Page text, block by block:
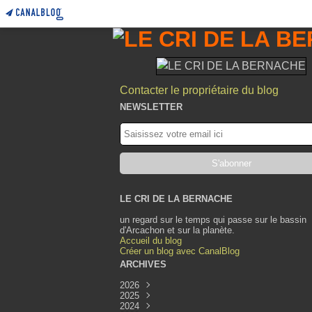
Contacter le propriétaire du blog
NEWSLETTER
LE CRI DE LA BERNACHE
un regard sur le temps qui passe sur le bassin
d'Arcachon et sur la planète.
Accueil du blog
Créer un blog avec CanalBlog
ARCHIVES
2026
Août
Juillet
2025
Décembre
2024